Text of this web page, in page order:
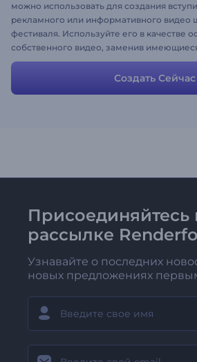
можно использовать для создания
рекламного или информативного видео
фестиваля. Используйте его в качестве
собственного видео, заменив
и тексты собственными. Загрузите свою
любую другую из нашей музыкальной
Создать Сейчас
Присоединяйтесь
рассылке
Узнавайте о последних
новых предложениях